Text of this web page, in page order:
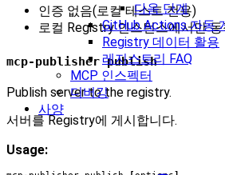
다음 단계
GitHub Actions 자동
Registry 데이터 활용
레지스트리 FAQ
MCP 인스펙터
디버깅
사양
인증 없음(로컬 테스트 전용)
로컬 Registry 인스턴스에서만
mcp-publisher publish
Publish server to the registry.
서버를 Registry에 게시합니다.
Usage: